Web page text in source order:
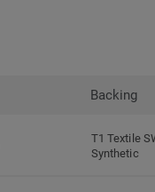
Backing
T1 Textile
Synthetic